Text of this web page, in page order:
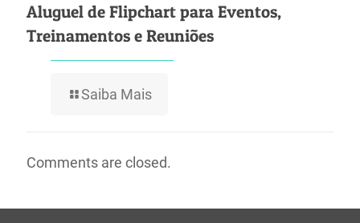
Aluguel de Flipchart para Eventos,
Treinamentos e Reuniões
Saiba Mais
Comments are closed.